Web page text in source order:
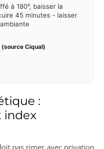
à 180°, baisser la
45 minutes - laisser
Ciqual)
:
index